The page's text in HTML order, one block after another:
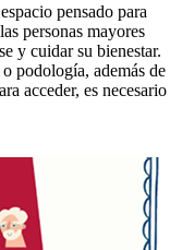
pensado para
personas mayores
y cuidar su bienestar.
podología, además de
acceder, es necesario